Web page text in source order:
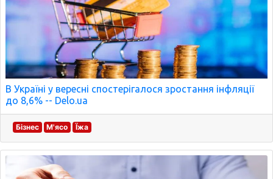
В Україні у вересні спостерігалося зростання інфляції
до 8,6% -- Delo.ua
Бізнес М'ясо Їжа